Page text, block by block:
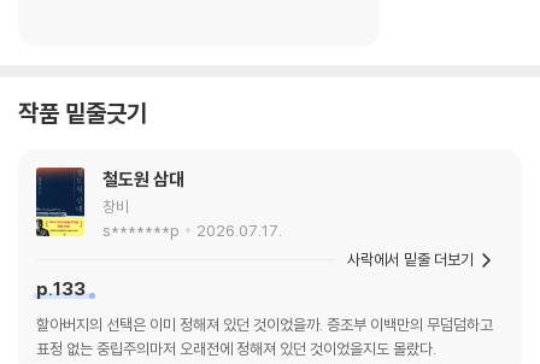
작품 밑줄긋기
철도원 삼대
창비
s*******p
2026.07.17.
p.133
할아버지의 선택은 이미 정해져 있던 것이었을까. 증조부 이백만의 무덤덤하고
표정 없는 중립주의마저 오래전에 정해져 있던 것이었을지도 몰랐다.
사락에서 밑줄 더보기